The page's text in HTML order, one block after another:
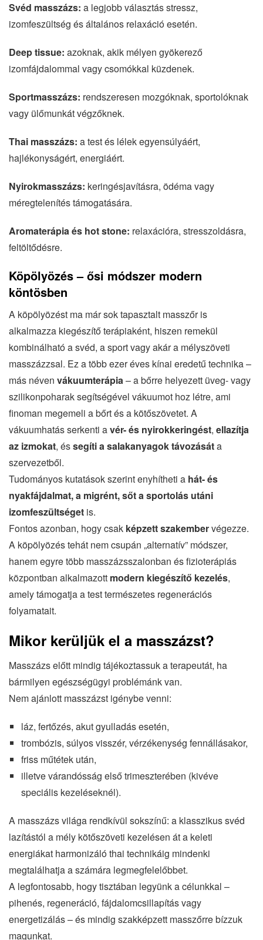
Svéd masszázs: a legjobb választás stressz,
izomfeszültség és általános relaxáció esetén.
Deep tissue: azoknak, akik mélyen gyökerező
izomfájdalommal vagy csomókkal küzdenek.
Sportmasszázs: rendszeresen mozgóknak, sportolóknak
vagy ülőmunkát végzőknek.
Thai masszázs: a test és lélek egyensúlyáért,
hajlékonyságért, energiáért.
Nyirokmasszázs: keringésjavításra, ödéma vagy
méregtelenítés támogatására.
Aromaterápia és hot stone: relaxációra, stresszoldásra,
feltöltődésre.
Köpölyözés – ősi módszer modern
köntösben
A köpölyözést ma már sok tapasztalt masszőr is
alkalmazza kiegészítő terápiaként, hiszen remekül
kombinálható a svéd, a sport vagy akár a mélyszöveti
masszázzsal. Ez a több ezer éves kínai eredetű technika –
más néven vákuumterápia– a bőrre helyezett üveg- vagy
szilikonpoharak segítségével vákuumot hoz létre, ami
finoman megemeli a bőrt és a kötőszövetet. A
vákuumhatás serkenti avér- és nyirokkeringést, ellazítja
az izmokat, éssegíti a salakanyagok távozásáta
szervezetből.
Tudományos kutatások szerint enyhítheti a hát- és
nyakfájdalmat, a migrént, sőt a sportolás utáni
izomfeszültséget is.
Fontos azonban, hogy csak képzett szakembervégezze.
A köpölyözés tehát nem csupán „alternatív” módszer,
hanem egyre több masszázsszalonban és fizioterápiás
központban alkalmazott modern kiegészítő kezelés,
amely támogatja a test természetes regenerációs
folyamatait.
Mikor kerüljük el a masszázst?
Masszázs előtt mindig tájékoztassuk a terapeutát, ha
bármilyen egészségügyi problémánk van.
Nem ajánlott masszázst igénybe venni:
láz, fertőzés, akut gyulladás esetén,
trombózis, súlyos visszér, vérzékenység fennállásakor,
friss műtétek után,
illetve várandósság első trimeszterében (kivéve
speciális kezeléseknél).
A masszázs világa rendkívül sokszínű: a klasszikus svéd
lazítástól a mély kötőszöveti kezelésen át a keleti
energiákat harmonizáló thai technikáig mindenki
megtalálhatja a számára legmegfelelőbbet.
A legfontosabb, hogy tisztában legyünk a célunkkal –
pihenés, regeneráció, fájdalomcsillapítás vagy
energetizálás – és mindig szakképzett masszőrre bízzuk
magunkat.